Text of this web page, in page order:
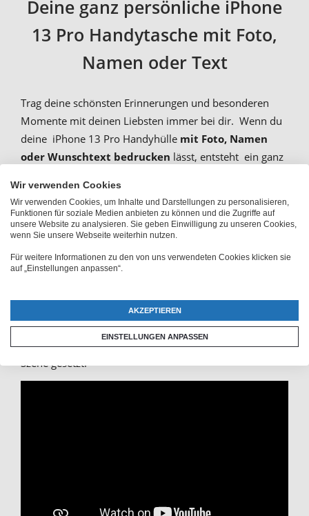
Deine ganz persönliche iPhone
13 Pro Handytasche mit Foto,
Namen oder Text
Trag deine schönsten Erinnerungen und besonderen
Momente mit deinen Liebsten immer bei dir. Wenn du
deine iPhone 13 Pro Handyhülle mit Foto, Namen
oder Wunschtext bedrucken lässt, entsteht ein ganz
dabei das Hard Case aus Kunststoff. Die
metallverstärkte Rückseitesorgt für Stabilität, einen
zusätzlichen Premium Stoßschutzbietet außerdem
Zudem besticht die Fotohülle mit der brillant
Rundum-Druck-Optiondrucken wir dein Motiv auch
über die Seiten hinweg auf deine personalisierte iPhone
13 Pro Tasche. So wird dein Motiv einfach wunderbar in
Szene gesetzt.
Wir verwenden Cookies
Wir verwenden Cookies, um Inhalte und Darstellungen zu personalisieren,
Funktionen für soziale Medien anbieten zu können und die Zugriffe auf
unsere Website zu analysieren. Sie geben Einwilligung zu unseren Cookies,
wenn Sie unsere Webseite weiterhin nutzen.
Für weitere Informationen zu den von uns verwendeten Cookies klicken sie
auf „Einstellungen anpassen“.
AKZEPTIEREN
EINSTELLUNGEN ANPASSEN